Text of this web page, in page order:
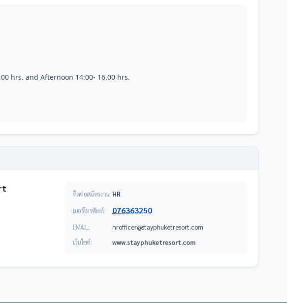
hrs. and Afternoon 14:00- 16.00 hrs.
ติดต่อสมัครงาน: HR
เบอร์โทรศัพท์:
076363250
EMAIL:
moc.trosertekuhpyats@recifforh
เว็บไซต์:
www.stayphuketresort.com